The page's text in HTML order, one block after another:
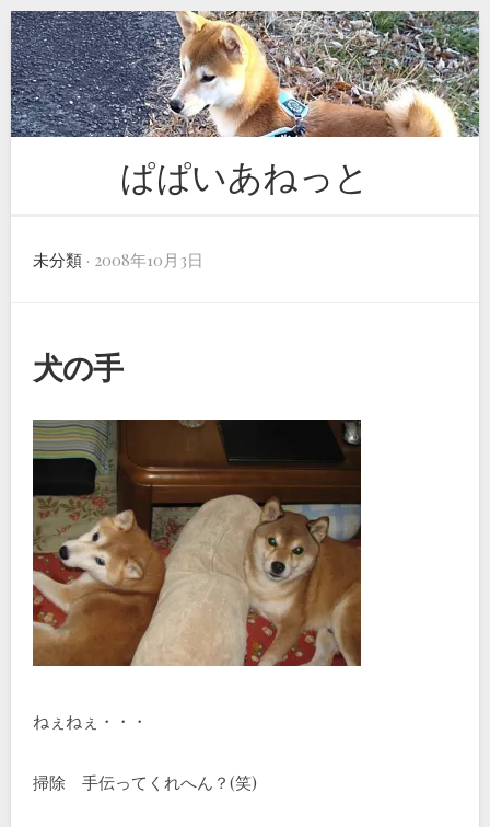
Skip
to
content
ぱぱいあねっと
未分類 · 2008年10月3日
犬の手
ねぇねぇ・・・
掃除 手伝ってくれへん？(笑)